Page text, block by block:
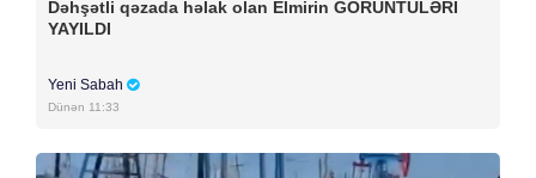
Dəhşətli qəzada həlak olan Elmirin GÖRÜNTÜLƏRİ
YAYILDI
Yeni Sabah
Dünən 11:33